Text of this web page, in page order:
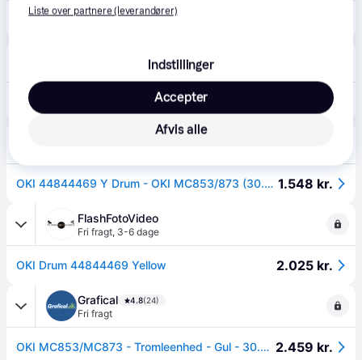
OKI 44844469 Yellow Drum Unit Original
1-2 dage
Gul 44844469 Tromle - OKI 1.555 kr.
OKI 44844469 Y Drum - OKI MC853/873 (30.000s). 1.548 kr.
FlashFotoVideo
Fri fragt, 3-6 dage
OKI Drum 44844469 Yellow 2.025 kr.
Grafical 4.8(24)
Fri fragt
OKI MC853/MC873 - Tromleenhed - Gul - 30.000 sider. 2.459 kr.
Liste over partnere (leverandører)
Indstillinger
Afvis alle
Accepter